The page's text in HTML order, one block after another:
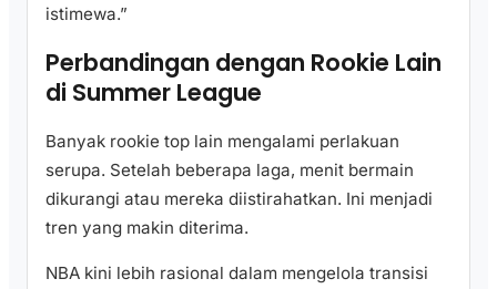
istimewa.”
Perbandingan dengan Rookie Lain
di Summer League
Banyak rookie top lain mengalami perlakuan
serupa. Setelah beberapa laga, menit bermain
dikurangi atau mereka diistirahatkan. Ini menjadi
tren yang makin diterima.
NBA kini lebih rasional dalam mengelola transisi